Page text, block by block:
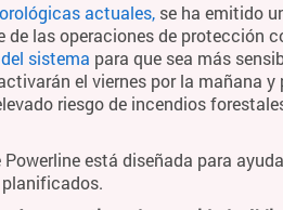
actuales, se ha emitido
las operaciones de protección
sistema para que sea más
el viernes por la mañana
riesgo de incendios
está diseñada para